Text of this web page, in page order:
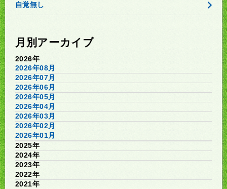
自覚無し
月別アーカイブ
2026年
2026年08月
2026年07月
2026年06月
2026年05月
2026年04月
2026年03月
2026年02月
2026年01月
2025年
2024年
2023年
2022年
2021年